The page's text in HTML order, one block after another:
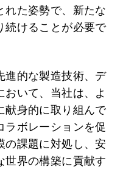
れた姿勢で、新たな
続けることが必要で
進的な製造技術、デ
いて、当社は、よ
献身的に取り組んで
ラボレーションを促
の課題に対処し、安
世界の構築に貢献す